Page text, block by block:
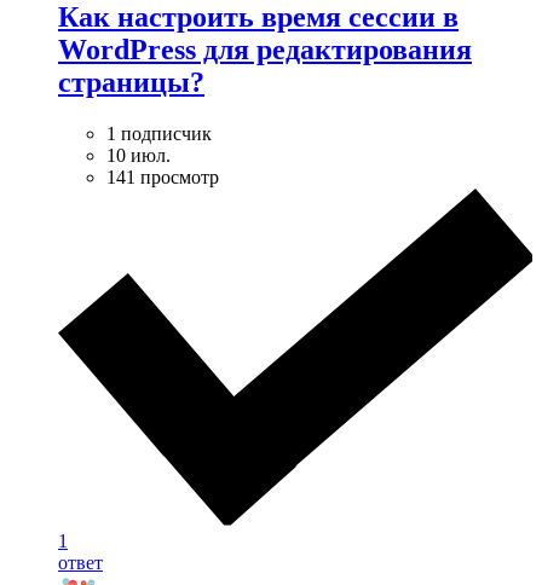
Как настроить время сессии в
WordPress для редактирования
страницы?
1 подписчик
10 июл.
141 просмотр
1
ответ